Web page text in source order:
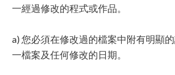
一經過修改的程式或作品。
a) 您必須在修改過的檔案中附有明顯
一檔案及任何修改的日期。